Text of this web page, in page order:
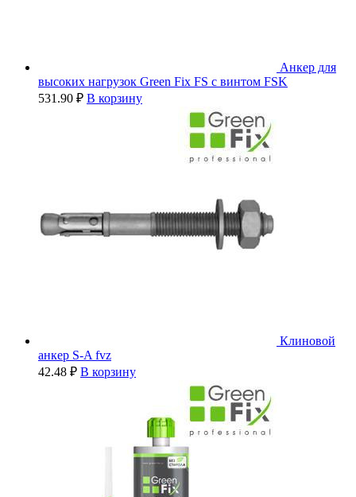
Анкер для
высоких нагрузок Green Fix FS с винтом FSK
531.90 ₽ В корзину
Клиновой
анкер S-A fvz
42.48 ₽ В корзину